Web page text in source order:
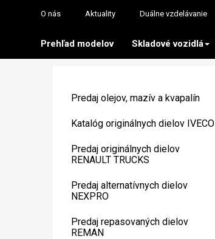
O nás Aktuality Duálne vzdelávanie
Prehľad modelov Skladové vozidlá
Predaj olejov, mazív a kvapalín
Katalóg originálnych dielov IVECO
Predaj originálnych dielov
RENAULT TRUCKS
Predaj alternatívnych dielov
NEXPRO
Predaj repasovaných dielov
REMAN